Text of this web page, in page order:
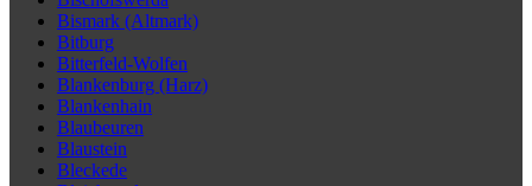
Bismark (Altmark)
Bitburg
Bitterfeld-Wolfen
Blankenburg (Harz)
Blankenhain
Blaubeuren
Blaustein
Bleckede